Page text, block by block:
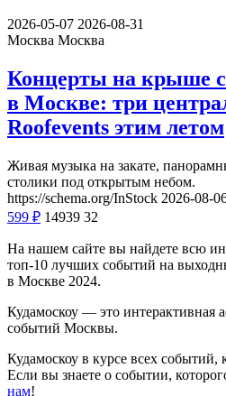
2026-05-07 2026-08-31
Москва Москва
Концерты на крыше
в Москве: три
Roofevents этим летом
Живая музыка на закате,
столики под открытым небом.
https://schema.org/InStock 2026-08-
599 ₽ 14939 32
На нашем сайте вы найдете всю
топ-10 лучших событий на
в Москве 2024.
Кудамоскоу — это интерактивная
событий Москвы.
Кудамоскоу в курсе всех
Если вы знаете о событии,
нам!